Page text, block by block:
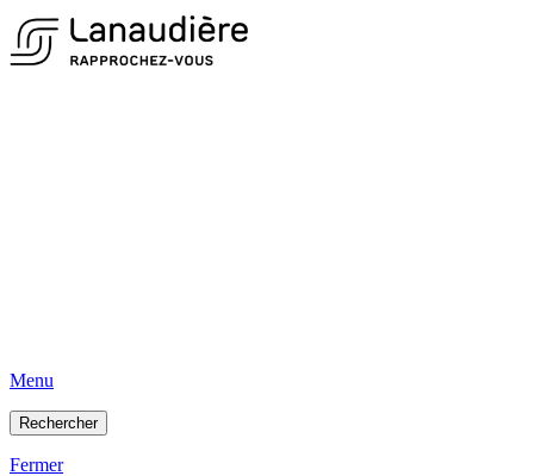
Menu
Rechercher
Fermer